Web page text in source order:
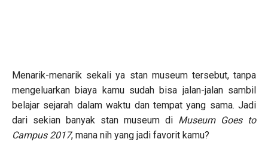
Menarik-menarik sekali ya stan museum tersebut, tanpa
mengeluarkan biaya kamu sudah bisa jalan-jalan sambil
belajar sejarah dalam waktu dan tempat yang sama. Jadi
dari sekian banyak stan museum di Museum Goes to
Campus 2017, mana nih yang jadi favorit kamu?